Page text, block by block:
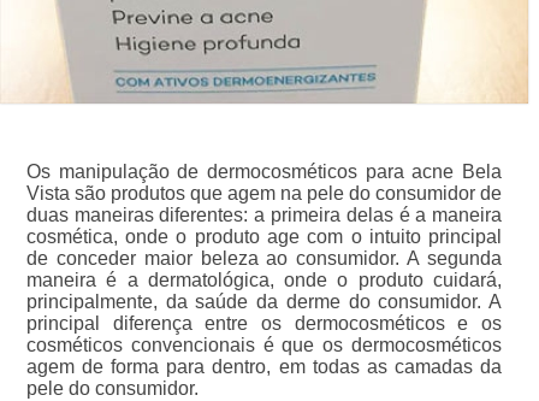
Os manipulação de dermocosméticos para acne Bela
Vista são produtos que agem na pele do consumidor de
duas maneiras diferentes: a primeira delas é a maneira
cosmética, onde o produto age com o intuito principal
de conceder maior beleza ao consumidor. A segunda
maneira é a dermatológica, onde o produto cuidará,
principalmente, da saúde da derme do consumidor. A
principal diferença entre os dermocosméticos e os
cosméticos convencionais é que os dermocosméticos
agem de forma para dentro, em todas as camadas da
pele do consumidor.